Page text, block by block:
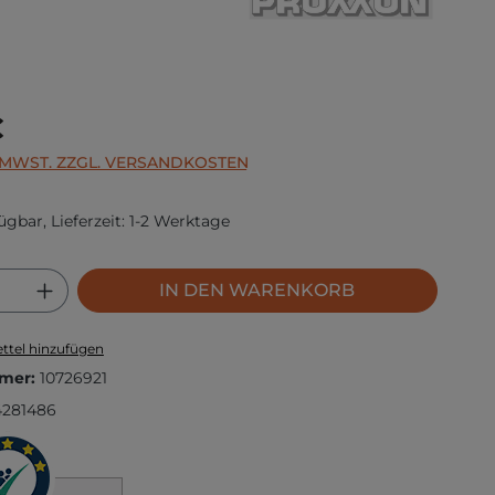
ZZGL. VERSANDKOSTEN
Lieferzeit: 1-2 Werktage
Gib den gewünschten Wert
IN DEN WARENKORB
hinzufügen
10726921